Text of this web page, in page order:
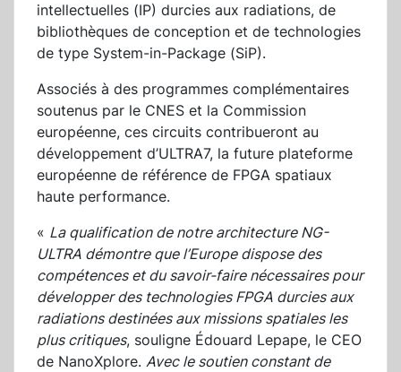
intellectuelles (IP) durcies aux radiations, de
bibliothèques de conception et de technologies
de type System-in-Package (SiP).
Associés à des programmes complémentaires
soutenus par le CNES et la Commission
européenne, ces circuits contribueront au
développement d’ULTRA7, la future plateforme
européenne de référence de FPGA spatiaux
haute performance.
« La qualification de notre architecture NG-
ULTRA démontre que l’Europe dispose des
compétences et du savoir-faire nécessaires pour
développer des technologies FPGA durcies aux
radiations destinées aux missions spatiales les
plus critiques, souligne Édouard Lepape, le CEO
de NanoXplore. Avec le soutien constant de